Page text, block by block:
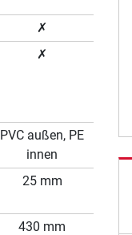
✗
✗
PVC außen, PE
innen
25 mm
430 mm